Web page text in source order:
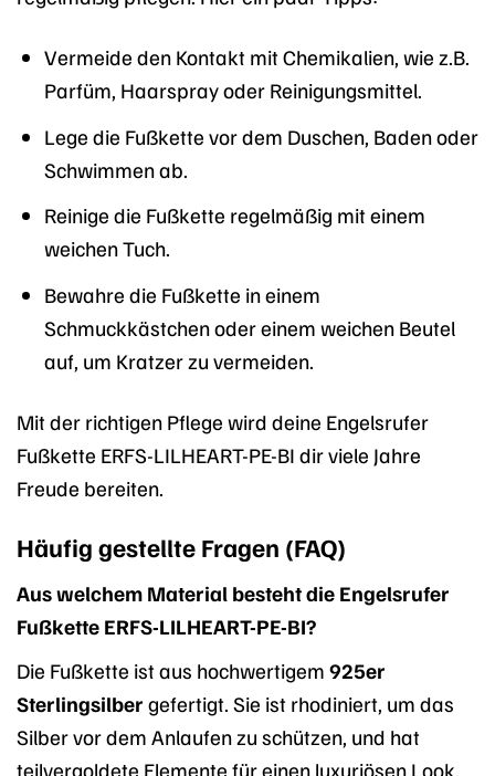
Vermeide den Kontakt mit Chemikalien, wie z.B.
Parfüm, Haarspray oder Reinigungsmittel.
Lege die Fußkette vor dem Duschen, Baden oder
Schwimmen ab.
Reinige die Fußkette regelmäßig mit einem
weichen Tuch.
Bewahre die Fußkette in einem
Schmuckkästchen oder einem weichen Beutel
auf, um Kratzer zu vermeiden.
Mit der richtigen Pflege wird deine Engelsrufer
Fußkette ERFS-LILHEART-PE-BI dir viele Jahre
Freude bereiten.
Häufig gestellte Fragen (FAQ)
Aus welchem Material besteht die Engelsrufer
Fußkette ERFS-LILHEART-PE-BI?
Die Fußkette ist aus hochwertigem 925er
Sterlingsilber gefertigt. Sie ist rhodiniert, um das
Silber vor dem Anlaufen zu schützen, und hat
teilvergoldete Elemente für einen luxuriösen Look.